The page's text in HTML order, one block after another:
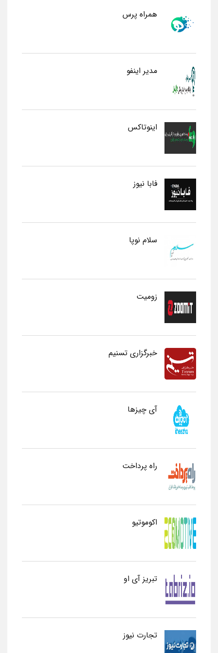
همراه پرس
مدیر اینفو
اینوتاکس
فابا نیوز
سلام نوپا
زومیت
خبرگزاری تسنیم
آی چیزها
راه پرداخت
اکوموتیو
تبریز آی او
تجارت نیوز